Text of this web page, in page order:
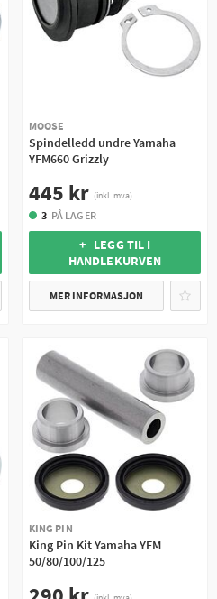
MOOSE
Spindelledd undre Yamaha
YFM660 Grizzly
445 kr (inkl. mva)
3 PÅ LAGER
+ LEGG TIL I
HANDLEKURVEN
MER INFORMASJON
KING PIN
King Pin Kit Yamaha YFM
50/80/100/125